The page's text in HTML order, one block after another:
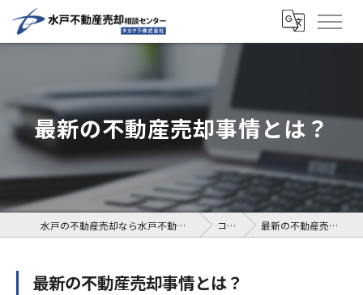
最新の不動産売却事情とは？
水戸の不動産売却なら水戸不動産売却相談センター コラム 最新の不動産売却事情とは？
最新の不動産売却事情とは？